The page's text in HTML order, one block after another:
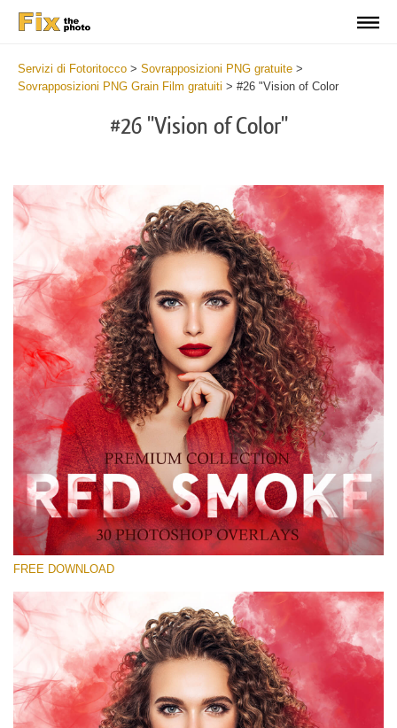
Servizi di Fotoritocco > Sovrapposizioni PNG gratuite >
Sovrapposizioni PNG Grain Film gratuiti > #26 "Vision of Color
#26 "Vision of Color"
Si prega di Selezionare
Free Red Smoke Overlay #26
Small 800*533px
Red Smoke
(30 Overlays)
Light Sparkling
(740 Overlays)
Large 6000*4000px
Entire Collection
FREE DOWNLOAD